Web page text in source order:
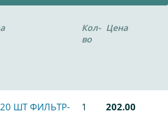
Кол-
во
Цена
20 ШТ ФИЛЬТР-
1 202.00